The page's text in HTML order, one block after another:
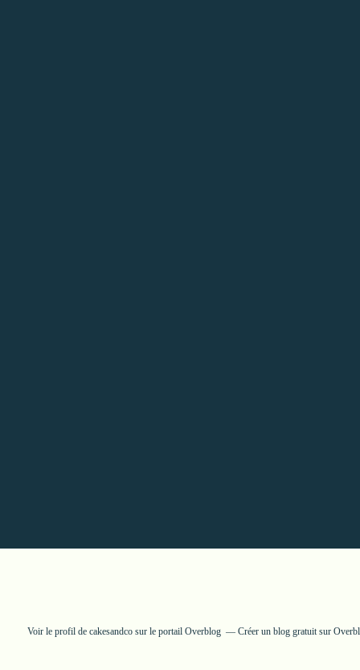
Voir le profil de cakesandcosur le portail Overblog Créer un blog gratuit sur